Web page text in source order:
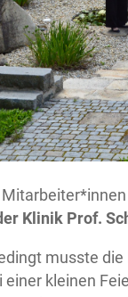
Klinik Prof.
musste
einer kleinen